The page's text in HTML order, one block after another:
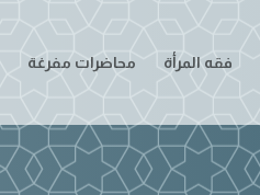
فقه المرأة محاضرات مفرغة